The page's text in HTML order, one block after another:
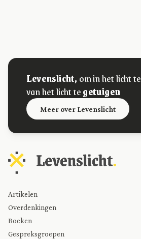
Levenslicht, om in het licht te
van het licht tegetuigen
Meer over Levenslicht
Artikelen
Overdenkingen
Boeken
Gespreksgroepen